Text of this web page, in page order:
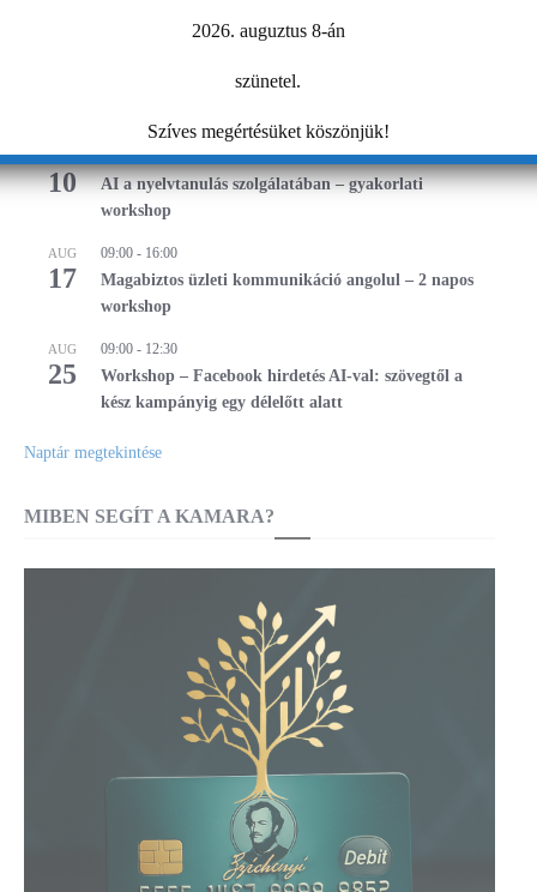
nagy érdeklődésre és a kínai kiállítók…
AUG
10
13:00-16:00
AI a nyelvtanulás szolgálatában – gyakorlati
workshop
AUG
17
09:00 - 16:00
Magabiztos üzleti kommunikáció angolul – 2 napos
workshop
AUG
25
09:00 - 12:30
Workshop – Facebook hirdetés AI-val: szövegtől a
kész kampányig egy délelőtt alatt
Naptár megtekintése
MIBEN SEGÍT A KAMARA?
2026. auguztus 8-án
szünetel.
Szíves megértésüket köszönjük!